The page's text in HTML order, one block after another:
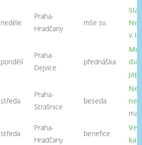
neděle
Praha-
Hradčany
mše sv.
v
pondělí
Praha-
Dejvice
přednáška
středa
Praha-
Strašnice
beseda
středa
Praha-
Hradčany
benefice